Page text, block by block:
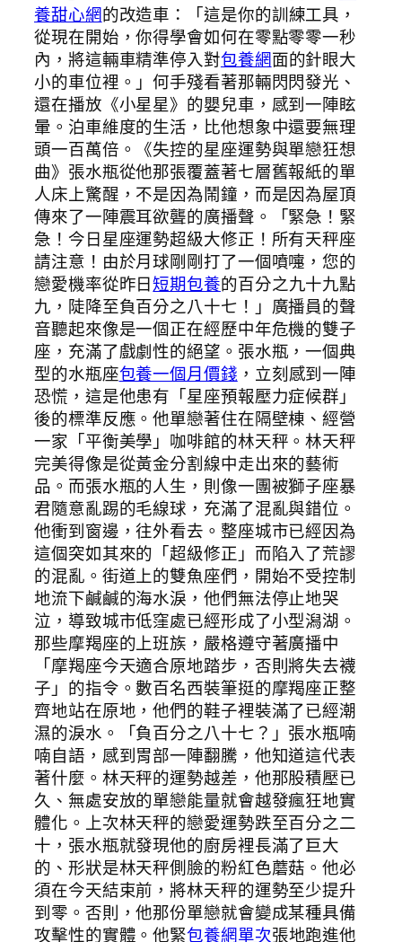
養甜心網的改造車：「這是你的訓練工具，
從現在開始，你得學會如何在零點零零一秒
內，將這輛車精準停入對包養網面的針眼大
小的車位裡。」何手殘看著那輛閃閃發光、
還在播放《小星星》的嬰兒車，感到一陣眩
暈。泊車維度的生活，比他想象中還要無理
頭一百萬倍。《失控的星座運勢與單戀狂想
曲》張水瓶從他那張覆蓋著七層舊報紙的單
人床上驚醒，不是因為鬧鐘，而是因為屋頂
傳來了一陣震耳欲聾的廣播聲。「緊急！緊
急！今日星座運勢超級大修正！所有天秤座
請注意！由於月球剛剛打了一個噴嚏，您的
戀愛機率從昨日短期包養的百分之九十九點
九，陡降至負百分之八十七！」廣播員的聲
音聽起來像是一個正在經歷中年危機的雙子
座，充滿了戲劇性的絕望。張水瓶，一個典
型的水瓶座包養一個月價錢 ，立刻感到一陣
恐慌，這是他患有「星座預報壓力症候群」
後的標準反應。他單戀著住在隔壁棟、經營
一家「平衡美學」咖啡館的林天秤。林天秤
完美得像是從黃金分割線中走出來的藝術
品。而張水瓶的人生，則像一團被獅子座暴
君隨意亂踢的毛線球，充滿了混亂與錯位。
他衝到窗邊，往外看去。整座城市已經因為
這個突如其來的「超級修正」而陷入了荒謬
的混亂。街道上的雙魚座們，開始不受控制
地流下鹹鹹的海水淚，他們無法停止地哭
泣，導致城市低窪處已經形成了小型潟湖。
那些摩羯座的上班族，嚴格遵守著廣播中
「摩羯座今天適合原地踏步，否則將失去襪
子」的指令。數百名西裝筆挺的摩羯座正整
齊地站在原地，他們的鞋子裡裝滿了已經潮
濕的淚水。「負百分之八十七？」張水瓶喃
喃自語，感到胃部一陣翻騰，他知道這代表
著什麼。林天秤的運勢越差，他那股積壓已
久、無處安放的單戀能量就會越發瘋狂地實
體化。上次林天秤的戀愛運勢跌至百分之二
十，張水瓶就發現他的廚房裡長滿了巨大
的、形狀是林天秤側臉的粉紅色蘑菇。他必
須在今天結束前，將林天秤的運勢至少提升
到零。否則，他那份單戀就會變成某種具備
攻擊性的實體。他緊包養網單次張地跑進他